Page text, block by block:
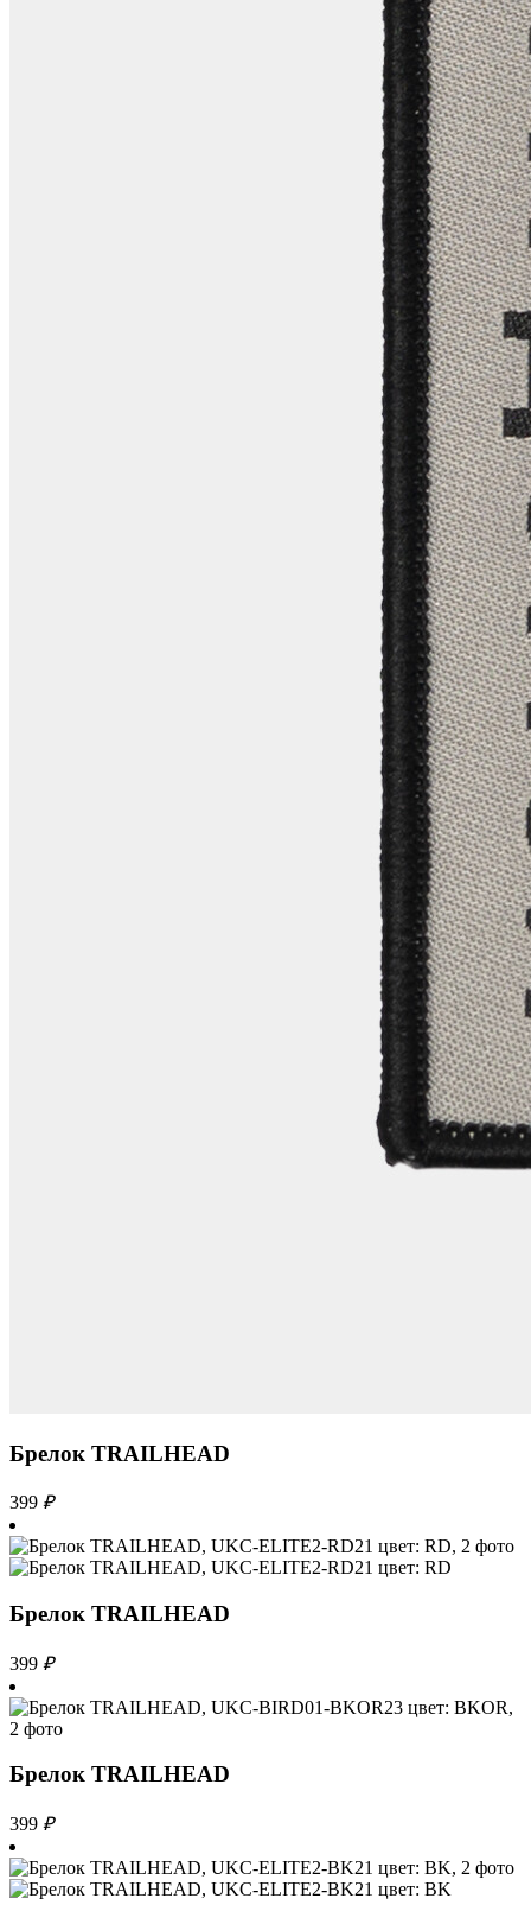
Брелок TRAILHEAD
399 ₽
Брелок TRAILHEAD
399 ₽
Брелок TRAILHEAD
399 ₽